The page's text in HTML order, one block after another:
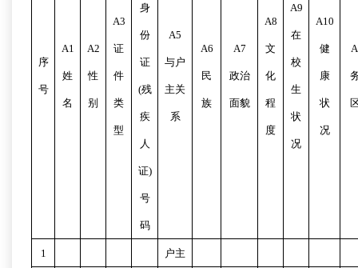
序
号
A1
姓
名
A2
性
别
A3
证
件
类
型
身
份
证
(残
疾
人
证)
号
码
A5
与户
主关
系
A6
民
族
A7
政治
面貌
A8
文
化
程
度
A9
在
校
生
状
况
A10
健
康
状
况
1 户主